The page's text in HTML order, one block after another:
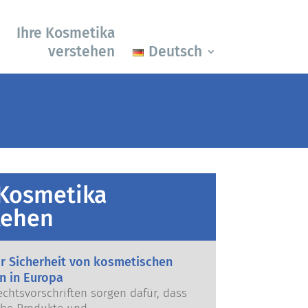
Ihre Kosmetika
verstehen
Deutsch
Sicherheit von kosmetischen
in Europa
sorgen dafür, dass